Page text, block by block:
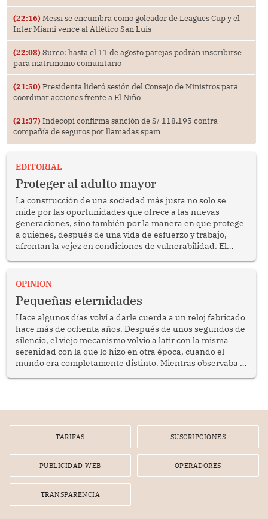
(22:16) Messi se encumbra como goleador de Leagues Cup y el
Inter Miami vence al Atlético San Luis
(22:03) Surco: hasta el 11 de agosto parejas podrán inscribirse
para matrimonio comunitario
(21:50) Presidenta lideró sesión del Consejo de Ministros para
coordinar acciones frente a El Niño
(21:37) Indecopi confirma sanción de S/ 118,195 contra
compañía de seguros por llamadas spam
EDITORIAL
Proteger al adulto mayor
La construcción de una sociedad más justa no solo se
mide por las oportunidades que ofrece a las nuevas
generaciones, sino también por la manera en que protege
a quienes, después de una vida de esfuerzo y trabajo,
afrontan la vejez en condiciones de vulnerabilidad. El
bimestrales el subsidio que reciben los beneficiarios del
reflexionar sobre la importancia de fortalecer las políticas
públicas dirigidas a los adultos mayores en pobreza.
OPINION
Pequeñas eternidades
Hace algunos días volví a darle cuerda a un reloj fabricado
hace más de ochenta años. Después de unos segundos de
silencio, el viejo mecanismo volvió a latir con la misma
serenidad con la que lo hizo en otra época, cuando el
mundo era completamente distinto. Mientras observaba el
TARIFAS SUSCRIPCIONES
PUBLICIDAD WEB OPERADORES
TRANSPARENCIA